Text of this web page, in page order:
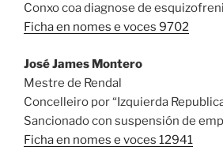
Conxo coa diagnose de
Ficha en nomes e voces 9702
José James Montero
Mestre de Rendal
Concelleiro por “Izquierda
Sancionado con suspensión de
Ficha en nomes e voces 12941